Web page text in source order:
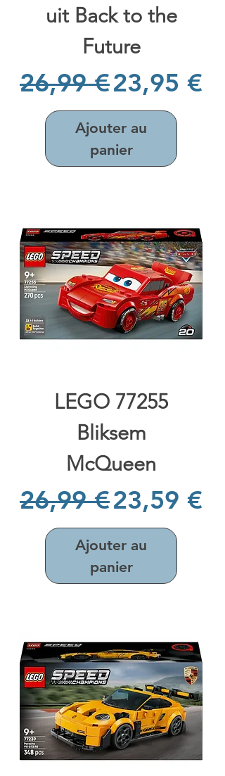
uit Back to the
Future
Prix original
26,99 €Prix
23,95 €
Ajouter au
panier
LEGO 77255
Bliksem
McQueen
Prix original
26,99 €Prix
23,59 €
Ajouter au
panier